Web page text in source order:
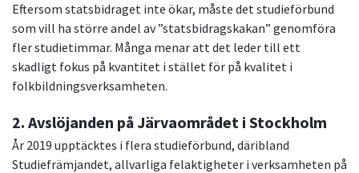
Eftersom statsbidraget inte ökar, måste det studieförbund
som vill ha större andel av ”statsbidragskakan” genomföra
fler studietimmar. Många menar att det leder till ett
skadligt fokus på kvantitet i stället för på kvalitet i
folkbildningsverksamheten.
2. Avslöjanden på Järvaområdet i Stockholm
År 2019 upptäcktes i flera studieförbund, däribland
Studiefrämjandet, allvarliga felaktigheter i verksamheten på